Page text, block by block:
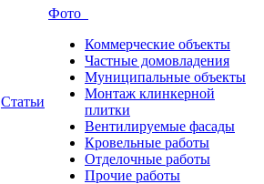
Статьи
Фото
Коммерческие объекты
Частные домовладения
Муниципальные объекты
Монтаж клинкерной
плитки
Вентилируемые фасады
Кровельные работы
Отделочные работы
Прочие работы